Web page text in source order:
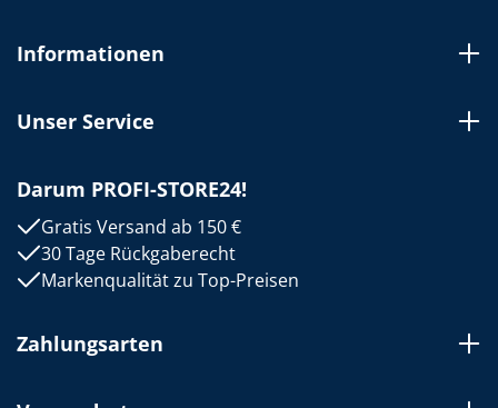
Informationen
Unser Service
Darum PROFI-STORE24!
Gratis Versand ab 150 €
30 Tage Rückgaberecht
Markenqualität zu Top-Preisen
Zahlungsarten